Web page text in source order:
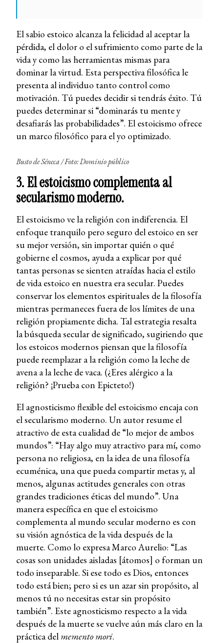
El sabio estoico alcanza la felicidad al aceptar la
pérdida, el dolor o el sufrimiento como parte de la
vida y como las herramientas mismas para
dominar la virtud. Esta perspectiva filosófica le
presenta al individuo tanto control como
motivación. Tú puedes decidir si tendrás éxito. Tú
puedes determinar si “dominarás tu mente y
desafiarás las probabilidades”. El estoicismo ofrece
un marco filosófico para el yo optimizado.
Busto de Séneca / Foto: Dominio público
3. El estoicismo complementa al
secularismo moderno.
El estoicismo ve la religión con indiferencia. El
enfoque tranquilo pero seguro del estoico en ser
su mejor versión, sin importar quién o qué
gobierne el cosmos, ayuda a explicar por qué
tantas personas se sienten atraídas hacia el estilo
de vida estoico en nuestra era secular. Puedes
conservar los elementos espirituales de la filosofía
mientras permaneces fuera de los límites de una
religión propiamente dicha. Tal estrategia resalta
la búsqueda secular de significado, sugiriendo que
los estoicos modernos piensan que la filosofía
puede reemplazar a la religión como la leche de
avena a la leche de vaca. (¿Eres alérgico a la
religión? ¡Prueba con Epicteto!)
El agnosticismo flexible del estoicismo encaja con
el secularismo moderno. Un autor resume el
atractivo de esta cualidad de “lo mejor de ambos
mundos”: “Hay algo muy atractivo para mí, como
persona no religiosa, en la idea de una filosofía
ecuménica, una que pueda compartir metas y, al
menos, algunas actitudes generales con otras
grandes tradiciones éticas del mundo”. Una
manera específica en que el estoicismo
complementa al mundo secular moderno es con
su visión agnóstica de la vida después de la
muerte. Como lo expresa Marco Aurelio: “Las
cosas son unidades aisladas [átomos] o forman un
todo inseparable. Si ese todo es Dios, entonces
todo está bien; pero si es un azar sin propósito, al
menos tú no necesitas estar sin propósito
también”. Este agnosticismo respecto a la vida
después de la muerte se vuelve aún más claro en la
práctica del memento mori.